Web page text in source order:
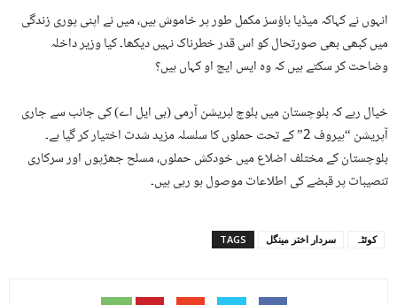
انہوں نے کہاکہ میڈیا ہاؤسز مکمل طور پر خاموش ہیں، میں نے اپنی پوری زندگی
میں کبھی بھی صورتحال کو اس قدر خطرناک نہیں دیکھا۔ کیا وزیر داخلہ
وضاحت کر سکتے ہیں کہ وہ ایس ایچ او کہاں ہیں؟
خیال رہے کہ بلوچستان میں بلوچ لبریشن آرمی (بی ایل اے) کی جانب سے جاری
آپریشن “ہیروف 2” کے تحت حملوں کا سلسلہ مزید شدت اختیار کر گیا ہے۔
بلوچستان کے مختلف اضلاع میں خودکش حملوں، مسلح جھڑپوں اور سرکاری
تنصیبات پر قبضے کی اطلاعات موصول ہو رہی ہیں۔
TAGS سردار اختر مینگل کوئٹہ